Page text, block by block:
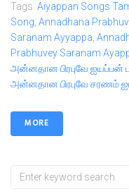
Tags: Aiyappan Songs
Song, Annadhana
Saranam Ayyappa,
Prabhuvey Saranam
அன்னதான பிரபுவே ஐயப்பன்
அன்னதான பிரபுவே சரணம்
MORE